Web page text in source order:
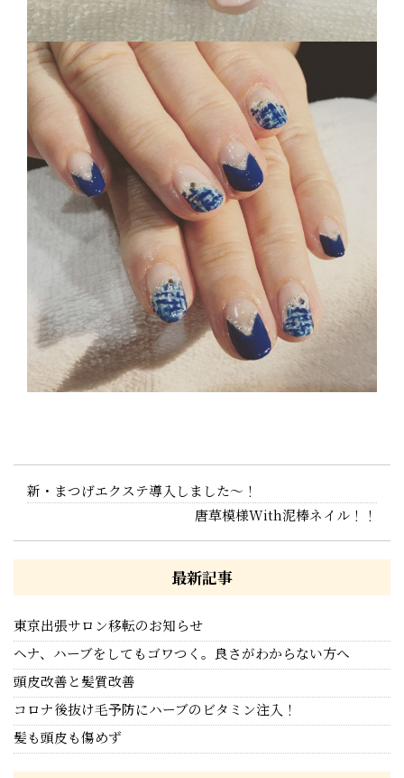
新・まつげエクステ導入しました〜！
唐草模様With泥棒ネイル！！
最新記事
東京出張サロン移転のお知らせ
ヘナ、ハーブをしてもゴワつく。良さがわからない方へ
頭皮改善と髪質改善
コロナ後抜け毛予防にハーブのビタミン注入！
髪も頭皮も傷めず